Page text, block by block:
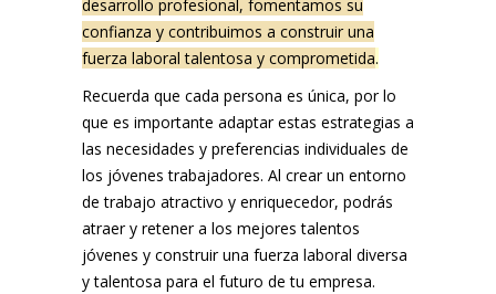
desarrollo profesional, fomentamos su
confianza y contribuimos a construir una
fuerza laboral talentosa y comprometida.
Recuerda que cada persona es única, por lo
que es importante adaptar estas estrategias a
las necesidades y preferencias individuales de
los jóvenes trabajadores. Al crear un entorno
de trabajo atractivo y enriquecedor, podrás
atraer y retener a los mejores talentos
jóvenes y construir una fuerza laboral diversa
y talentosa para el futuro de tu empresa.